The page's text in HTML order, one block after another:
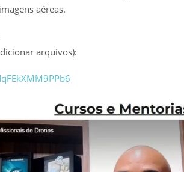
aéreas.
arquivos):